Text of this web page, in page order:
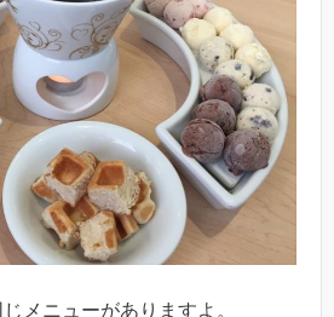
メニューがありますよ。